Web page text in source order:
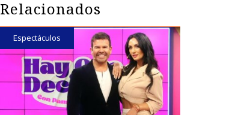
Relacionados
Espectáculos